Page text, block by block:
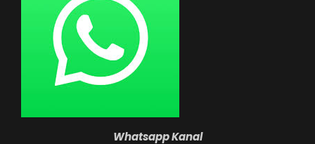
Whatsapp Kanal